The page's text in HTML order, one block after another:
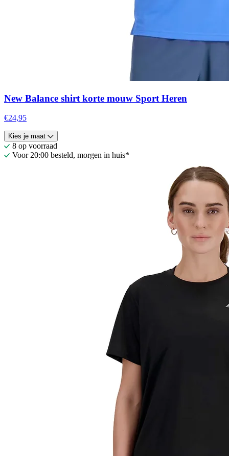
New Balance shirt korte mouw Sport Heren
€24,95
Kies je maat
8 op voorraad
Voor 20:00 besteld, morgen in huis*